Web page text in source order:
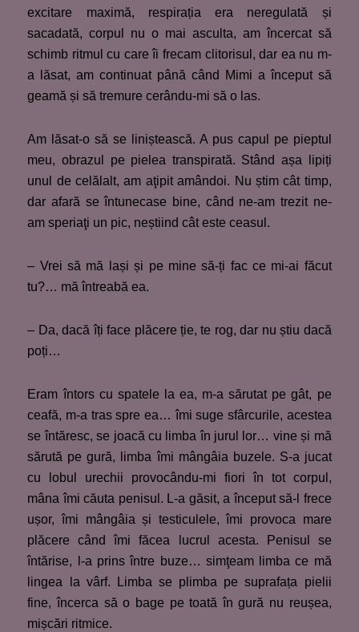
excitare maximă, respirația era neregulată și
sacadată, corpul nu o mai asculta, am încercat să
schimb ritmul cu care îi frecam clitorisul, dar ea nu m-
a lăsat, am continuat până când Mimi a început să
geamă și să tremure cerându-mi să o las.
Am lăsat-o să se liniștească. A pus capul pe pieptul
meu, obrazul pe pielea transpirată. Stând așa lipiți
unul de celălalt, am aţipit amândoi. Nu știm cât timp,
dar afară se întunecase bine, când ne-am trezit ne-
am speriaţi un pic, neștiind cât este ceasul.
– Vrei să mă lași și pe mine să-ți fac ce mi-ai făcut
tu?… mă întreabă ea.
– Da, dacă îți face plăcere ție, te rog, dar nu știu dacă
poți…
Eram întors cu spatele la ea, m-a sărutat pe gât, pe
ceafă, m-a tras spre ea… îmi suge sfârcurile, acestea
se întăresc, se joacă cu limba în jurul lor… vine și mă
sărută pe gură, limba îmi mângâia buzele. S-a jucat
cu lobul urechii provocându-mi fiori în tot corpul,
mâna îmi căuta penisul. L-a găsit, a început să-l frece
ușor, îmi mângâia și testiculele, îmi provoca mare
plăcere când îmi făcea lucrul acesta. Penisul se
întărise, l-a prins între buze… simţeam limba ce mă
lingea la vârf. Limba se plimba pe suprafața pielii
fine, încerca să o bage pe toată în gură nu reușea,
mișcări ritmice.